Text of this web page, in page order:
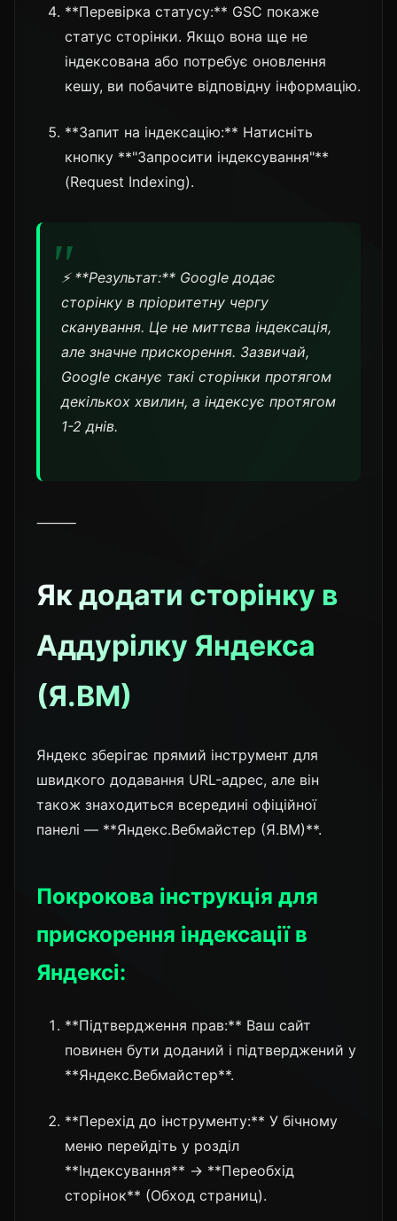
**Перевірка статусу:** GSC покаже
статус сторінки. Якщо вона ще не
індексована або потребує оновлення
кешу, ви побачите відповідну інформацію.
**Запит на індексацію:** Натисніть
кнопку **"Запросити індексування"**
(Request Indexing).
⚡ **Результат:** Google додає
сторінку в пріоритетну чергу
сканування. Це не миттєва індексація,
але значне прискорення. Зазвичай,
Google сканує такі сторінки протягом
декількох хвилин, а індексує протягом
1-2 днів.
⸻
Як додати сторінку в
Аддурілку Яндекса
(Я.ВМ)
Яндекс зберігає прямий інструмент для
швидкого додавання URL-адрес, але він
також знаходиться всередині офіційної
панелі — **Яндекс.Вебмайстер (Я.ВМ)**.
Покрокова інструкція для
прискорення індексації в
Яндексі:
**Підтвердження прав:** Ваш сайт
повинен бути доданий і підтверджений у
**Яндекс.Вебмайстер**.
**Перехід до інструменту:** У бічному
меню перейдіть у розділ
**Індексування** → **Переобхід
сторінок** (Обход страниц).